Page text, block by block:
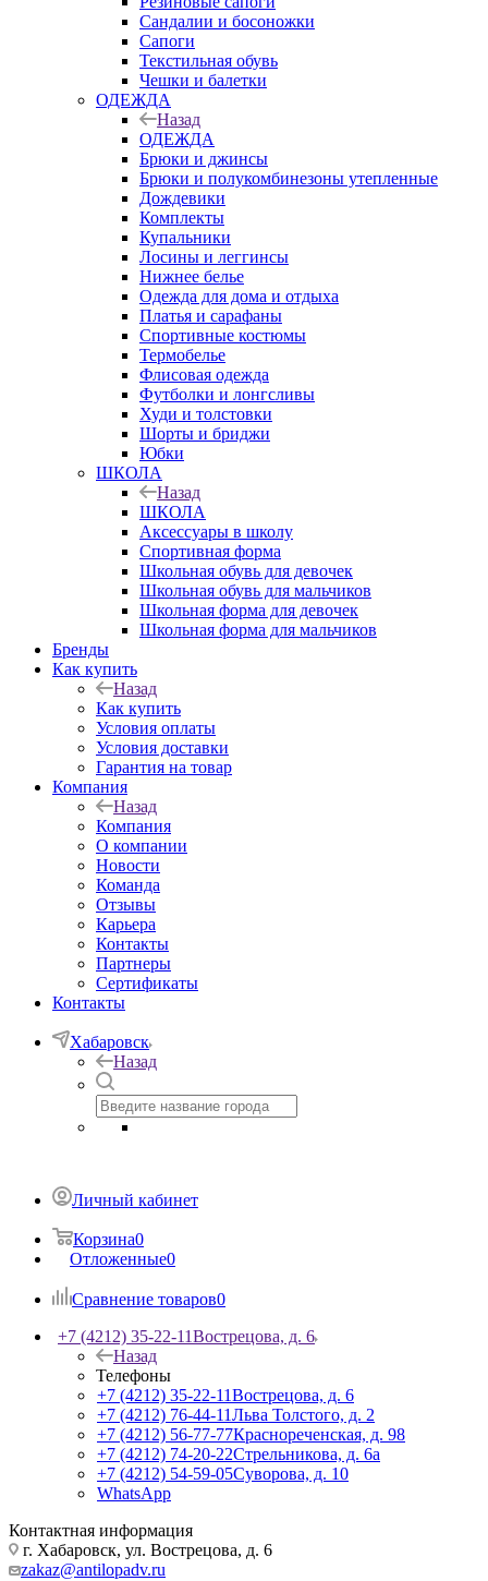
Сандалии и босоножки
Сапоги
Текстильная обувь
Чешки и балетки
ОДЕЖДА
Назад
ОДЕЖДА
Брюки и джинсы
Брюки и полукомбинезоны утепленные
Дождевики
Комплекты
Купальники
Лосины и леггинсы
Нижнее белье
Одежда для дома и отдыха
Платья и сарафаны
Спортивные костюмы
Термобелье
Флисовая одежда
Футболки и лонгсливы
Худи и толстовки
Шорты и бриджи
Юбки
ШКОЛА
Назад
ШКОЛА
Аксессуары в школу
Спортивная форма
Школьная обувь для девочек
Школьная обувь для мальчиков
Школьная форма для девочек
Школьная форма для мальчиков
Бренды
Как купить
Назад
Как купить
Условия оплаты
Условия доставки
Гарантия на товар
Компания
Назад
Компания
О компании
Новости
Команда
Отзывы
Карьера
Контакты
Партнеры
Сертификаты
Контакты
Хабаровск
Назад
Личный кабинет
Корзина0
Отложенные0
Сравнение товаров0
+7 (4212) 35-22-11Вострецова, д. 6
Назад
Телефоны
+7 (4212) 35-22-11Вострецова, д. 6
+7 (4212) 76-44-11Льва Толстого, д. 2
+7 (4212) 56-77-77Краснореченская, д. 98
+7 (4212) 74-20-22Стрельникова, д. 6а
+7 (4212) 54-59-05Суворова, д. 10
WhatsApp
Контактная информация
г. Хабаровск, ул. Вострецова, д. 6
zakaz@antilopadv.ru